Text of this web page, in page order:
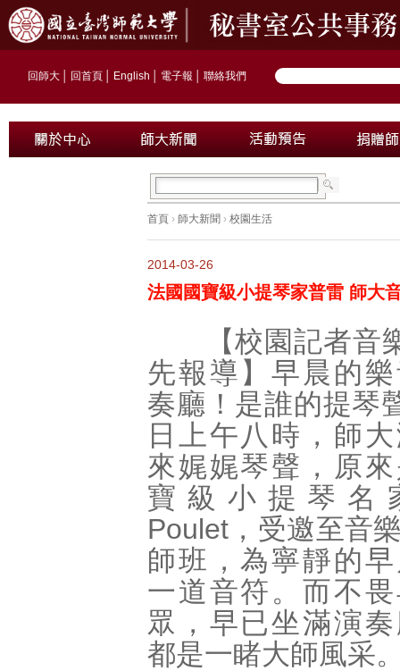
回師大 回首頁 English 電子報 聯絡我們
首頁 › 師大新聞 › 校園生活
2014-03-26
法國國寶級小提琴家普雷 師大
【校園記者音
先報導】早晨的
奏廳！是誰的提琴
日上午八時，師
來娓娓琴聲，原
寶級小提琴名
Poulet，受邀至音
師班，為寧靜的
一道音符。而不
眾，早已坐滿演
都是一睹大師風采